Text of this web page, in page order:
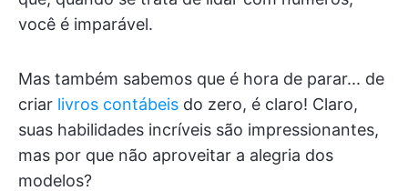
você é imparável.
Mas também sabemos que é hora de parar... de
criar livros contábeis do zero, é claro! Claro,
suas habilidades incríveis são impressionantes,
mas por que não aproveitar a alegria dos
modelos?